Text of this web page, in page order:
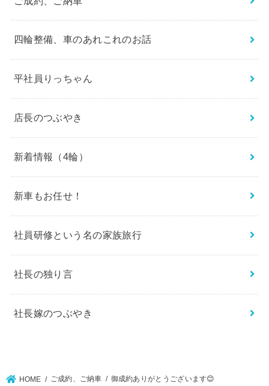
四輪整備、車のあれこれのお話
平社員りっちゃん
店長のつぶやき
新着情報（4輪）
新車もお任せ！
社員研修という名の家族旅行
社長の独り言
社長嫁のつぶやき
HOME ご成約、ご納車 御成約ありがとうございます😊